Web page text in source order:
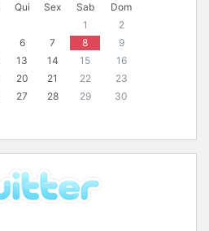
Qui Sex Sab
Dom
1
2
6 7 8
9
13 14 15
16
20 21 22
23
27 28 29
30